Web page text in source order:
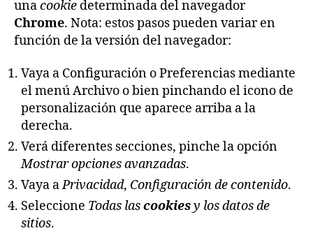
unacookie determinada del navegador
Chrome. Nota: estos pasos pueden variar en
función de la versión del navegador:
Vaya a Configuración o Preferencias mediante
el menú Archivo o bien pinchando el icono de
personalización que aparece arriba a la
derecha.
Verá diferentes secciones, pinche la opción
Mostrar opciones avanzadas.
Vaya aPrivacidad, Configuración de contenido.
Seleccione Todas lascookiesy los datos de
sitios.